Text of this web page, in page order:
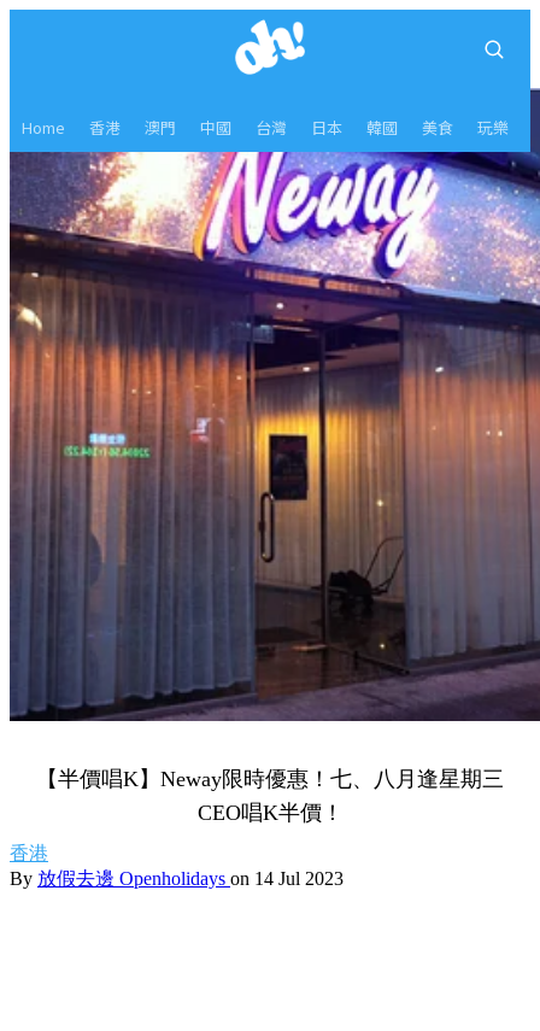
Home 香港 澳門 中國 台灣 日本 韓國 美食 玩樂
【半價唱K】Neway限時優惠！七、八月逢星期三
CEO唱K半價！
香港
By 放假去邊 Openholidays on 14 Jul 2023